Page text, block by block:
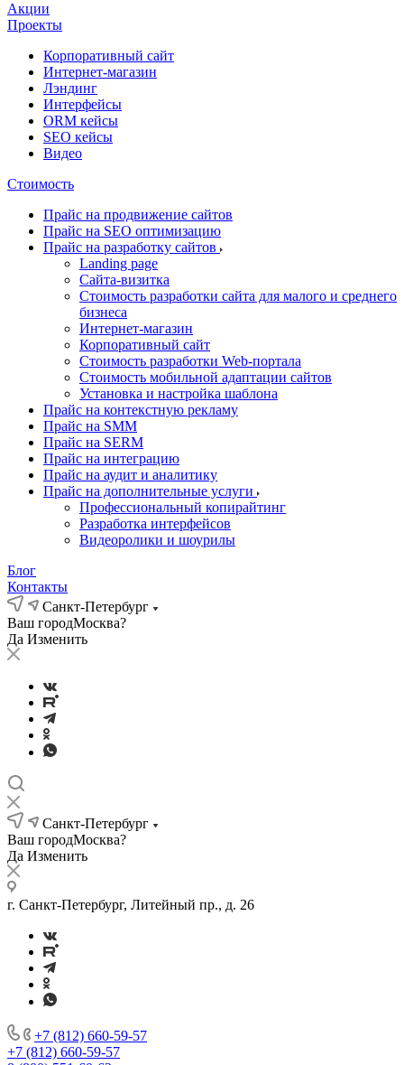
Акции
Проекты
Корпоративный сайт
Интернет-магазин
Лэндинг
Интерфейсы
ORM кейсы
SEO кейсы
Видео
Стоимость
Прайс на продвижение сайтов
Прайс на SEO оптимизацию
Прайс на разработку сайтов
Landing page
Cайта-визитка
Стоимость разработки сайта для малого и среднего
бизнеса
Интернет-магазин
Корпоративный сайт
Стоимость разработки Web-портала
Стоимость мобильной адаптации сайтов
Установка и настройка шаблона
Прайс на контекстную рекламу
Прайс на SMM
Прайс на SERM
Прайс на интеграцию
Прайс на аудит и аналитику
Прайс на дополнительные услуги
Профессиональный копирайтинг
Разработка интерфейсов
Видеоролики и шоурилы
Блог
Контакты
Санкт-Петербург
Ваш городМосква?
Да Изменить
Санкт-Петербург
Ваш городМосква?
Да Изменить
г. Санкт-Петербург, Литейный пр., д. 26
+7 (812) 660-59-57
+7 (812) 660-59-57